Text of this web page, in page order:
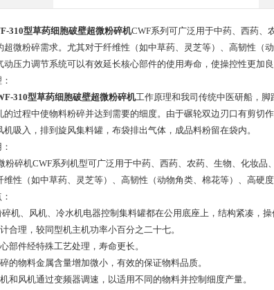
310型草药细胞破壁超微粉碎机CWF系列可广泛用于中药、西药、
超微粉碎需求。尤其对于纤维性（如中草药、灵芝等）、高韧性（
动压力调节系统可以有效延长核心部件的使用寿命，使操控性更加良
310型草药细胞破壁超微粉碎机工作原理和我司传统中医研船，
的过程中使物料粉碎并达到需要的细度。由于碾轮双边刃口有剪切
机吸入，排到旋风集料罐，布袋排出气体，成品料粉留在袋内。
碎机CWF系列机型可广泛用于中药、西药、农药、生物、化妆品
维性（如中草药、灵芝等）、高韧性（动物角类、棉花等）、高硬
碎机、风机、冷水机电器控制集料罐都在公用底座上，结构紧凑，操
合理，较同型机主机功率小百分之二十七。
部件经特殊工艺处理，寿命更长。
的物料金属含量增加微小，有效的保证物料品质。
和风机通过变频器调速，以适用不同的物料并控制细度产量。